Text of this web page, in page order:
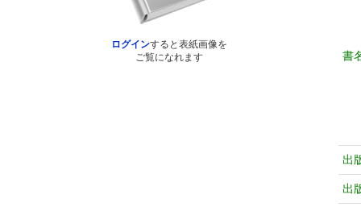
ログインすると表紙画像を
ご覧になれます
書
出
出